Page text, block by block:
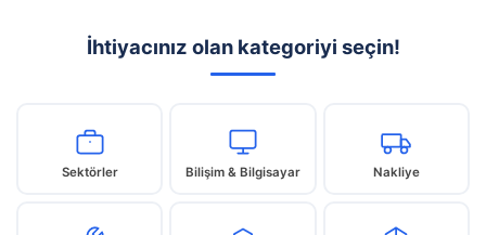
İhtiyacınız olan kategoriyi seçin!
Sektörler Bilişim & Bilgisayar Nakliye